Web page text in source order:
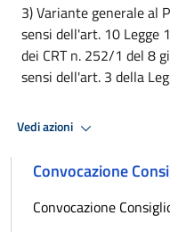
3) Variante generale al
sensi dell'art. 10 Legge
dei CRT n. 252/1 del 8
sensi dell'art. 3 della
Vedi azioni
Convocazione
Convocazione